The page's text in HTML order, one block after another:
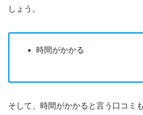
しょう。
時間がかかる
そして、時間がかかると言う口コミ